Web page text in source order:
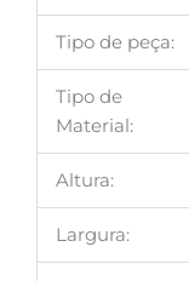
Tipo de peça:
Tipo de
Material:
Altura:
Largura: